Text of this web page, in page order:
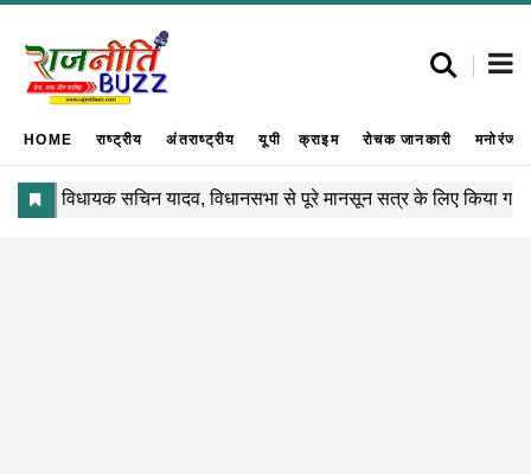
HOME राष्ट्रीय अंतराष्ट्रीय यूपी क्राइम रोचक जानकारी मनोरंजन